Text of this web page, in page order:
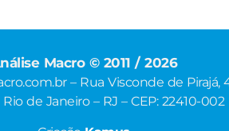
Macro © 2011 / 2026
– Rua Visconde de Pirajá,
de Janeiro – RJ – CEP: 22410-002